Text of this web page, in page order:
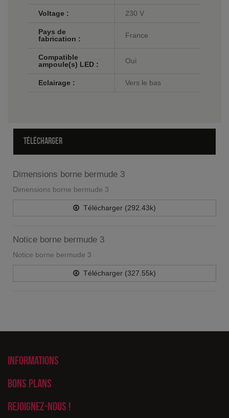
Voltage : 230 V
Pays de
fabrication :
France
Compatible
ampoule(s) LED :
Oui
Eclairage : Vers le bas
TÉLÉCHARGER
Dimensions borne bermude 3
Dimensions borne bermude 3
Télécharger (292.43k)
Notice borne bermude 3
Notice borne bermude 3
Télécharger (327.55k)
Informations
Bons plans
Rejoignez-nous !